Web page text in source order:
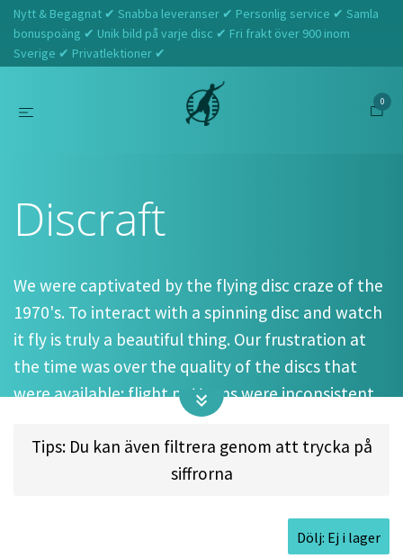
Nytt & Begagnat ✔ Snabba leveranser ✔ Personlig service ✔ Samla
bonuspoäng ✔ Unik bild på varje disc ✔ Fri frakt över 900 inom
Sverige ✔ Privatlektioner ✔
0
Discraft
We were captivated by the flying disc craze of the
1970's. To interact with a spinning disc and watch
it fly is truly a beautiful thing. Our frustration at
the time was over the quality of the discs that
were available; flight patterns were inconsistent,
distance potential was low, and the quality in
general was poor. Those discs were manufactured
to be toys, and we wanted high performance
skills of the players. In 1978 we launched Discraft
Tips: Du kan även filtrera genom att trycka på
siffrorna
Dölj: Ej i lager